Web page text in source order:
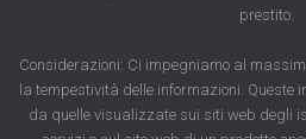
prestito.
Considerazioni: Ci impegniamo al
la tempestività delle informazioni. Queste
da quelle visualizzate sui siti web degli